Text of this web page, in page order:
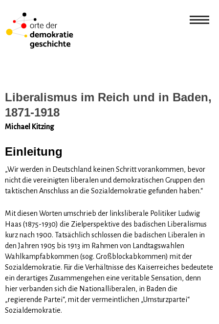
Liberalismus im Reich und in Baden,
1871-1918
Michael Kitzing
Einleitung
„Wir werden in Deutschland keinen Schritt vorankommen, bevor
nicht die vereinigten liberalen und demokratischen Gruppen den
taktischen Anschluss an die Sozialdemokratie gefunden haben.“
Mit diesen Worten umschrieb der linksliberale Politiker Ludwig
Haas (1875-1930) die Zielperspektive des badischen Liberalismus
kurz nach 1900. Tatsächlich schlossen die badischen Liberalen in
den Jahren 1905 bis 1913 im Rahmen von Landtagswahlen
Wahlkampfabkommen (sog. Großblockabkommen) mit der
Sozialdemokratie. Für die Verhältnisse des Kaiserreiches bedeutete
ein derartiges Zusammengehen eine veritable Sensation, denn
hier verbanden sich die Nationalliberalen, in Baden die
„regierende Partei“, mit der vermeintlichen „Umsturzpartei“
Sozialdemokratie.